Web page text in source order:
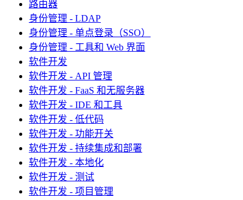
路由器
身份管理 - LDAP
身份管理 - 单点登录（SSO）
身份管理 - 工具和 Web 界面
软件开发
软件开发 - API 管理
软件开发 - FaaS 和无服务器
软件开发 - IDE 和工具
软件开发 - 低代码
软件开发 - 功能开关
软件开发 - 持续集成和部署
软件开发 - 本地化
软件开发 - 测试
软件开发 - 项目管理